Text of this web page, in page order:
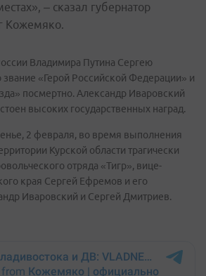
– сказал губернатор
Кожемяко.
Владимира Путина Сергею
«Герой Российской Федерации» и
посмертно. Александр Иваровский
высоких государственных наград.
2 февраля, во время выполнения
Курской области трагически
отряда «Тигр», вице-
края Сергей Ефремов и его
Иваровский и Сергей Дмитриев.